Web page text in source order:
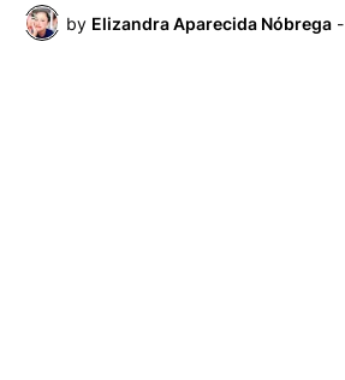
by Elizandra Aparecida Nóbrega -